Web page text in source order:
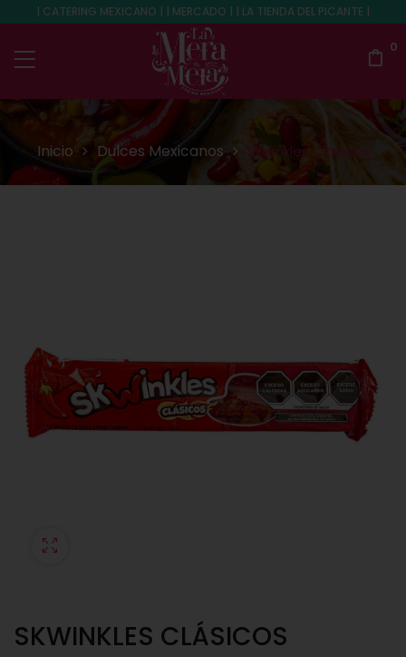
| CATERING MEXICANO | | MERCADO | | LA TIENDA DEL PICANTE |
0
Inicio Dulces Mexicanos Skwinkles Clásicos
SKWINKLES CLÁSICOS